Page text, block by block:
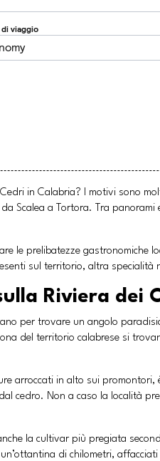
in Calabria? I motivi sono
Scalea a Tortora. Tra
le prelibatezze
sul territorio, altra specialità
Riviera dei
per trovare un angolo
del territorio calabrese si
arroccati in alto sui
cedro. Non a caso la località
la cultivar più pregiata
di chilometri, affacciati